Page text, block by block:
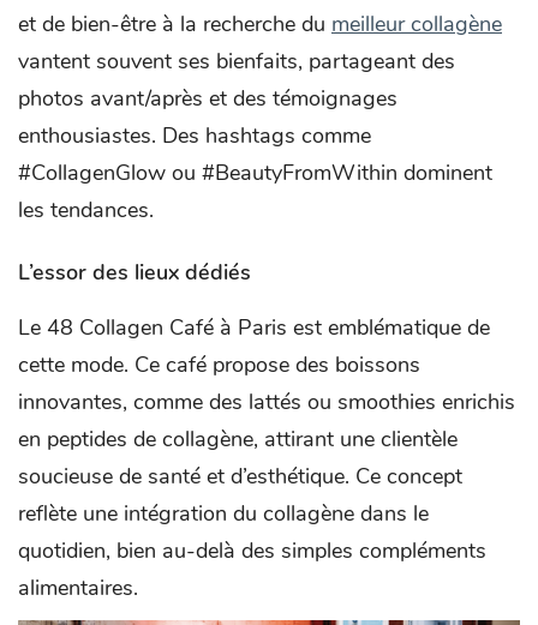
et de bien-être à la recherche du meilleur collagène
vantent souvent ses bienfaits, partageant des
photos avant/après et des témoignages
enthousiastes. Des hashtags comme
#CollagenGlow ou #BeautyFromWithin dominent
les tendances.
L’essor des lieux dédiés
Le 48 Collagen Café à Paris est emblématique de
cette mode. Ce café propose des boissons
innovantes, comme des lattés ou smoothies enrichis
en peptides de collagène, attirant une clientèle
soucieuse de santé et d’esthétique. Ce concept
reflète une intégration du collagène dans le
quotidien, bien au-delà des simples compléments
alimentaires.